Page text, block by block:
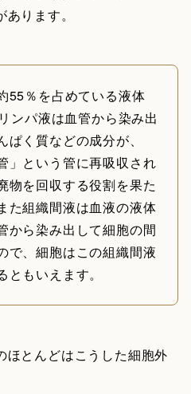
ります。
55％を占めている液体
ンパ液は血管から染み出
ぱく質などの成分が、
」という管に再吸収され
物を回収する役割を果た
た組織間液は血液の液体
から染み出して細胞の間
で、細胞はこの組織間液
もいえます。
ほとんどはこうした細胞外